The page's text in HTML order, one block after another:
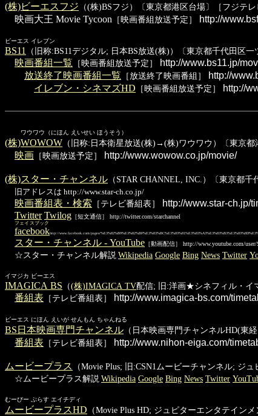
(株)ビーエスフジ （(株)BSフジ）〔東京都港区台場〕［フジテ
映画大王 Movie Tycoon ［映画番組放送予定］ http://
ビーエス イレブン
BS11 （旧称:BS11デジタル; 日本BS放送(株)）〔東京都千代田区
映画番組一覧 ［映画番組放送予定］
http://www.bs11.jp/
放送終了映画番組一覧 ［放送終了映画番組］
http://
イレブン・シネマズHD ［映画番組放送予定］ http://
ワウワウ（にほん えいせい ほうそう）
(株)WOWOW
映画 ［映画放送予定］ http://www.wowow.co.jp/movie/
(株)スター・チャンネル （STAR CHANNEL, INC.）〔東京都
旧アドレスは http://www.star-ch.co.jp/
映画番組表・検索 ［テレビ番組表］
http://www.star-ch.jp/
Twitter Twilog ［短文通信］ http://twitter.com/starchannel
facebook
フェイスブック
http://www.facebook.com/pages/
スター・チャンネル - YouTube ［動画配信］ http://www.youtube.com/
☆スター・チャンネル解説 Wikipedia Google Bing News Twitter
イマジカ ビーエス
IMAGICA BS （(株)IMAGICA TV配信; 旧:洋画★シネフィル・イ
番組表 ［テレビ番組表］ http://www.imagica-bs.com/
ビーエス にほん えいが せんもん ちゃんねる
BS日本映画専門チャンネル （日本映画専門チャンネルHD(東
番組表 ［テレビ番組表］ http://www.nihon-eiga.com/
ムービープラス （Movie Plus; 旧:CSN1ムービーチャンネル; ジ
☆ムービープラス解説 Wikipedia Google Bing News Twitter
むーびー ぷらす エイチディ
ムービープラスHD （Movie Plus HD; ジュピターエンタテイン